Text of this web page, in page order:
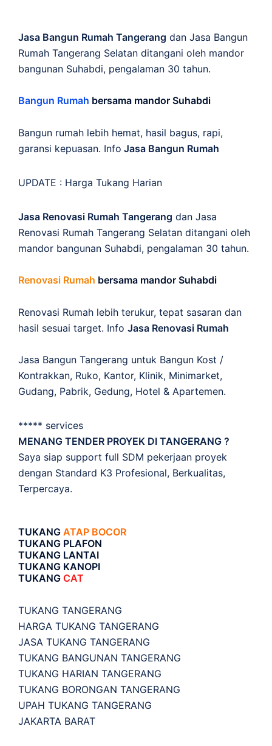
Jasa Bangun Rumah Tangerang dan Jasa Bangun
Rumah Tangerang Selatan ditangani oleh mandor
bangunan Suhabdi, pengalaman 30 tahun.
Bangun Rumah bersama mandor Suhabdi
Bangun rumah lebih hemat, hasil bagus, rapi,
garansi kepuasan. Info Jasa Bangun Rumah
UPDATE : Harga Tukang Harian
Jasa Renovasi Rumah Tangerang dan Jasa
Renovasi Rumah Tangerang Selatan ditangani oleh
mandor bangunan Suhabdi, pengalaman 30 tahun.
Renovasi Rumah bersama mandor Suhabdi
Renovasi Rumah lebih terukur, tepat sasaran dan
hasil sesuai target. Info Jasa Renovasi Rumah
Jasa Bangun Tangerang untuk Bangun Kost /
Kontrakkan, Ruko, Kantor, Klinik, Minimarket,
Gudang, Pabrik, Gedung, Hotel & Apartemen.
***** services
MENANG TENDER PROYEK DI TANGERANG ?
Saya siap support full SDM pekerjaan proyek
dengan Standard K3 Profesional, Berkualitas,
Terpercaya.
TUKANG ATAP BOCOR
TUKANG PLAFON
TUKANG LANTAI
TUKANG KANOPI
TUKANG CAT
TUKANG TANGERANG
HARGA TUKANG TANGERANG
JASA TUKANG TANGERANG
TUKANG BANGUNAN TANGERANG
TUKANG HARIAN TANGERANG
TUKANG BORONGAN TANGERANG
UPAH TUKANG TANGERANG
JAKARTA BARAT